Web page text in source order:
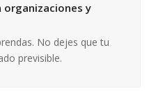
organizaciones y
No dejes que tu
previsible.